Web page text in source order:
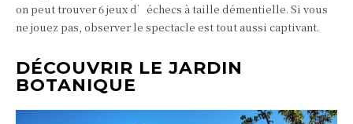
on peut trouver 6 jeux d’échecs à taille démentielle. Si vous
ne jouez pas, observer le spectacle est tout aussi captivant.
DÉCOUVRIR LE JARDIN
BOTANIQUE